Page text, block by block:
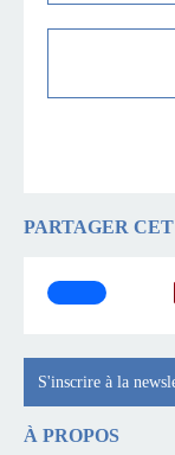
PARTAGER
S'inscrire à la
À PROPOS